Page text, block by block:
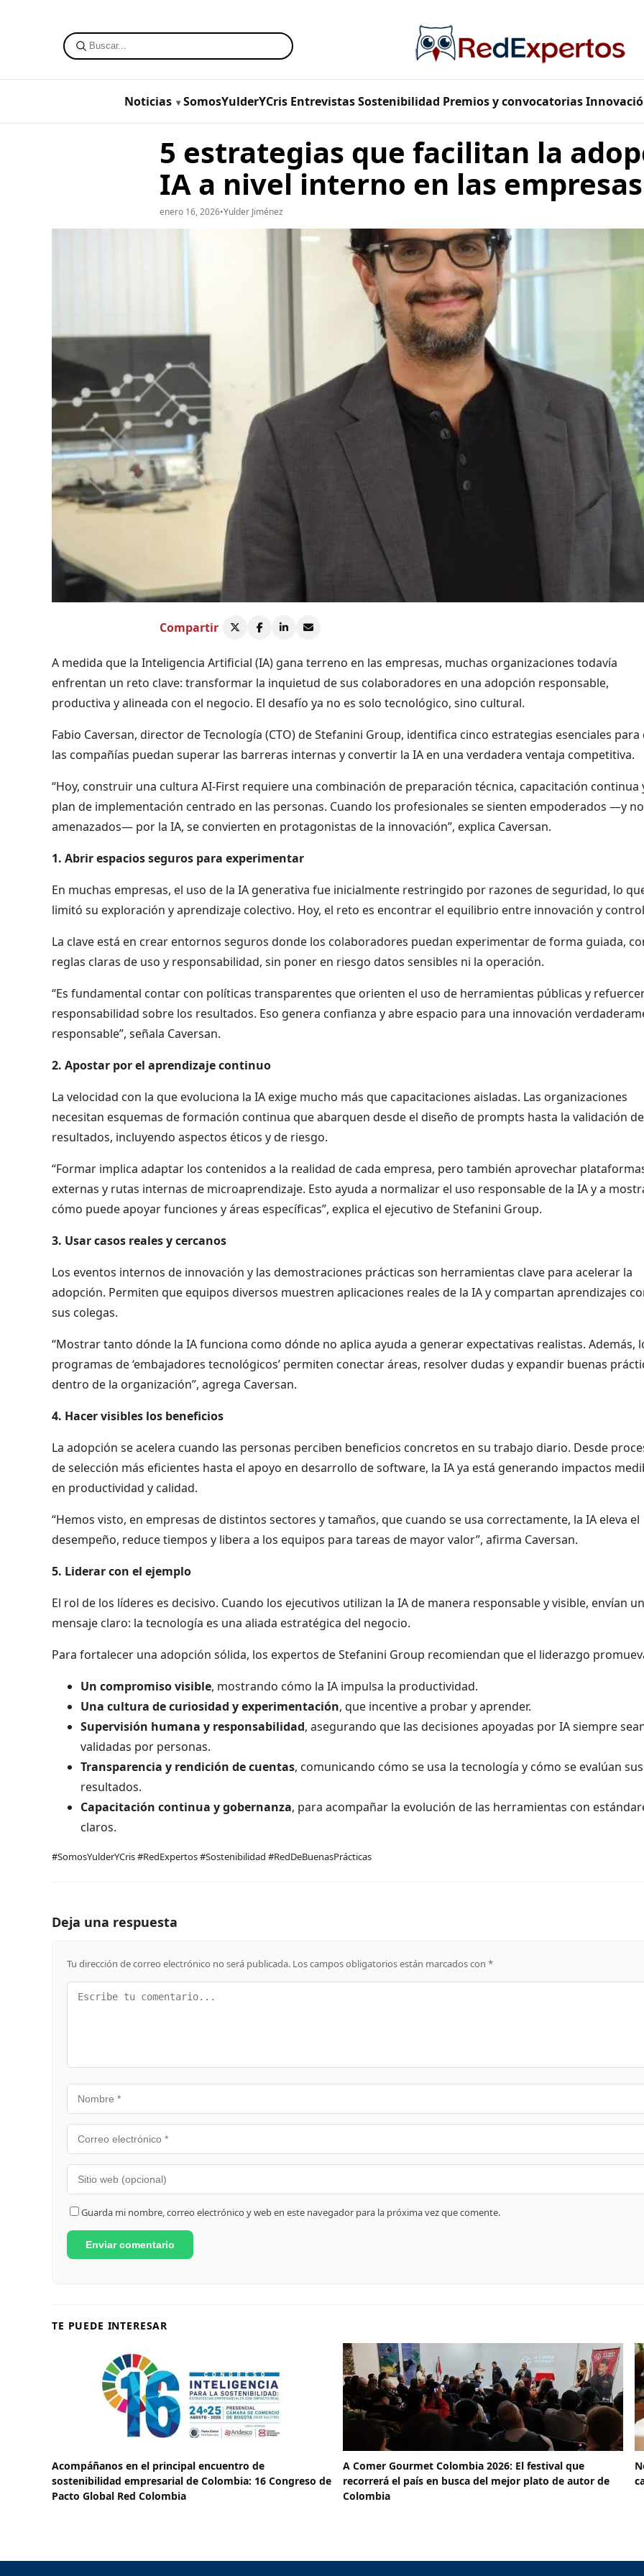
Noticias SomosYulderYCris Entrevistas Sostenibilidad Premios y convocatorias
5 estrategias que facilitan la
IA a nivel interno en las empresas
enero 16, 2026•Yulder Jiménez
Compartir
A medida que la Inteligencia Artificial (IA) gana terreno en las empresas, muchas organizaciones todavía
enfrentan un reto clave: transformar la inquietud de sus colaboradores en una adopción responsable,
productiva y alineada con el negocio. El desafío ya no es solo tecnológico, sino cultural.
Fabio Caversan, director de Tecnología (CTO) de Stefanini Group, identifica cinco estrategias esenciales para
las compañías puedan superar las barreras internas y convertir la IA en una verdadera ventaja competitiva.
“Hoy, construir una cultura AI-First requiere una combinación de preparación técnica, capacitación continua
plan de implementación centrado en las personas. Cuando los profesionales se sienten empoderados —y no
amenazados— por la IA, se convierten en protagonistas de la innovación”, explica Caversan.
1. Abrir espacios seguros para experimentar
En muchas empresas, el uso de la IA generativa fue inicialmente restringido por razones de seguridad, lo
limitó su exploración y aprendizaje colectivo. Hoy, el reto es encontrar el equilibrio entre innovación y
La clave está en crear entornos seguros donde los colaboradores puedan experimentar de forma guiada,
reglas claras de uso y responsabilidad, sin poner en riesgo datos sensibles ni la operación.
“Es fundamental contar con políticas transparentes que orienten el uso de herramientas públicas y
responsabilidad sobre los resultados. Eso genera confianza y abre espacio para una innovación
responsable”, señala Caversan.
2. Apostar por el aprendizaje continuo
La velocidad con la que evoluciona la IA exige mucho más que capacitaciones aisladas. Las organizaciones
necesitan esquemas de formación continua que abarquen desde el diseño de prompts hasta la validación de
resultados, incluyendo aspectos éticos y de riesgo.
“Formar implica adaptar los contenidos a la realidad de cada empresa, pero también aprovechar
externas y rutas internas de microaprendizaje. Esto ayuda a normalizar el uso responsable de la IA y a
cómo puede apoyar funciones y áreas específicas”, explica el ejecutivo de Stefanini Group.
3. Usar casos reales y cercanos
Los eventos internos de innovación y las demostraciones prácticas son herramientas clave para acelerar la
adopción. Permiten que equipos diversos muestren aplicaciones reales de la IA y compartan aprendizajes
sus colegas.
“Mostrar tanto dónde la IA funciona como dónde no aplica ayuda a generar expectativas realistas. Además,
programas de ‘embajadores tecnológicos’ permiten conectar áreas, resolver dudas y expandir buenas
dentro de la organización”, agrega Caversan.
4. Hacer visibles los beneficios
La adopción se acelera cuando las personas perciben beneficios concretos en su trabajo diario. Desde
de selección más eficientes hasta el apoyo en desarrollo de software, la IA ya está generando impactos
en productividad y calidad.
“Hemos visto, en empresas de distintos sectores y tamaños, que cuando se usa correctamente, la IA eleva el
desempeño, reduce tiempos y libera a los equipos para tareas de mayor valor”, afirma Caversan.
5. Liderar con el ejemplo
El rol de los líderes es decisivo. Cuando los ejecutivos utilizan la IA de manera responsable y visible, envían un
mensaje claro: la tecnología es una aliada estratégica del negocio.
Para fortalecer una adopción sólida, los expertos de Stefanini Group recomiendan que el liderazgo
Un compromiso visible, mostrando cómo la IA impulsa la productividad.
Una cultura de curiosidad y experimentación, que incentive a probar y aprender.
Supervisión humana y responsabilidad, asegurando que las decisiones apoyadas por IA siempre
validadas por personas.
Transparencia y rendición de cuentas, comunicando cómo se usa la tecnología y cómo se evalúan sus
resultados.
Capacitación continua y gobernanza, para acompañar la evolución de las herramientas con
claros.
#SomosYulderYCris #RedExpertos #Sostenibilidad #RedDeBuenasPrácticas
Deja una respuesta
Tu dirección de correo electrónico no será publicada. Los campos obligatorios están marcados con *
Guarda mi nombre, correo electrónico y web en este navegador para la próxima vez que comente.
TE PUEDE INTERESAR
Acompáñanos en el principal encuentro de
sostenibilidad empresarial de Colombia: 16 Congreso de
Pacto Global Red Colombia
A Comer Gourmet Colombia 2026: El festival que
recorrerá el país en busca del mejor plato de autor de
Colombia